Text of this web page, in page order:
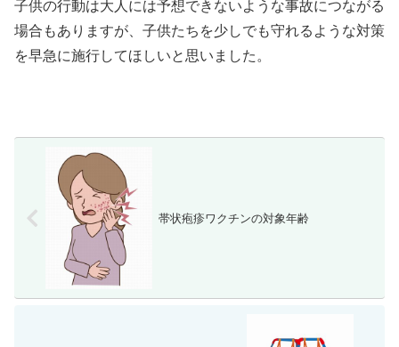
子供の行動は大人には予想できないような事故につながる
場合もありますが、子供たちを少しでも守れるような対策
を早急に施行してほしいと思いました。
帯状疱疹ワクチンの対象年齢